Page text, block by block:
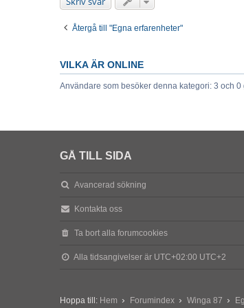
Återgå till "Egna erfarenheter"
VILKA ÄR ONLINE
Användare som besöker denna kategori: 3 och 0
GÅ TILL SIDA
Avancerad sökning
Kontakta oss
Ta bort alla forumcookies
Alla tidsangivelser är UTC+02:00 UTC+2
Hoppa till: Hem Forumindex Winga 87